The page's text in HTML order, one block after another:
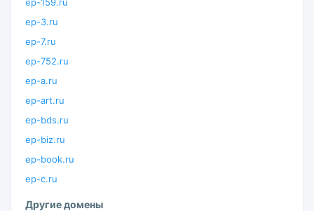
ep-3.ru
ep-7.ru
ep-752.ru
ep-a.ru
ep-art.ru
ep-bds.ru
ep-biz.ru
ep-book.ru
ep-c.ru
Другие домены